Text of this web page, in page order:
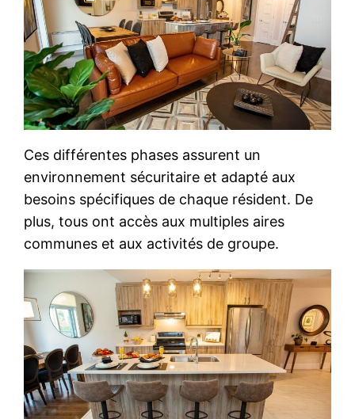
Ces différentes phases assurent un
environnement sécuritaire et adapté aux
besoins spécifiques de chaque résident. De
plus, tous ont accès aux multiples aires
communes et aux activités de groupe.